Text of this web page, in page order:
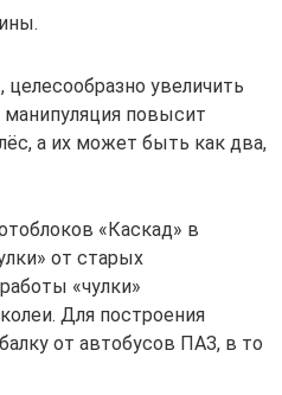
увеличить
повысит
а их может быть как два,
«Каскад» в
от старых
«чулки»
Для построения
от автобусов ПАЗ, в то